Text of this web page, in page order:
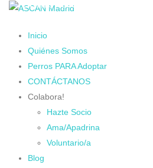
Inicio
Quiénes Somos
Perros PARA Adoptar
CONTÁCTANOS
Colabora!
Hazte Socio
Ama/Apadrina
Voluntario/a
Blog
Cambiando Conciencias